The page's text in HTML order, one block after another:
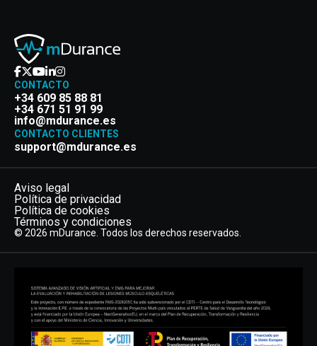
CONTACTO
+34 609 85 88 81
+34 671 51 91 99
info@mdurance.es
CONTACTO CLIENTES
support@mdurance.es
Aviso legal
Política de privacidad
Política de cookies
Términos y condiciones
© 2026 mDurance. Todos los derechos reservados.